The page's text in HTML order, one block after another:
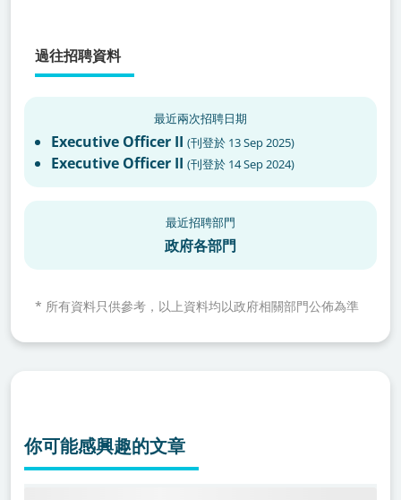
過往招聘資料
最近兩次招聘日期
Executive Officer II (刊登於 13 Sep 2025)
Executive Officer II (刊登於 14 Sep 2024)
最近招聘部門
政府各部門
* 所有資料只供參考，以上資料均以政府相關部門公佈為準
你可能感興趣的文章